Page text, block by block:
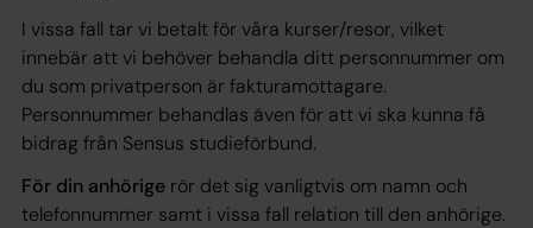
I vissa fall tar vi betalt för våra kurser/resor, vilket
innebär att vi behöver behandla ditt personnummer om
du som privatperson är fakturamottagare.
Personnummer behandlas även för att vi ska kunna få
bidrag från Sensus studieförbund.
För din anhörige rör det sig vanligtvis om namn och
telefonnummer samt i vissa fall relation till den anhörige.